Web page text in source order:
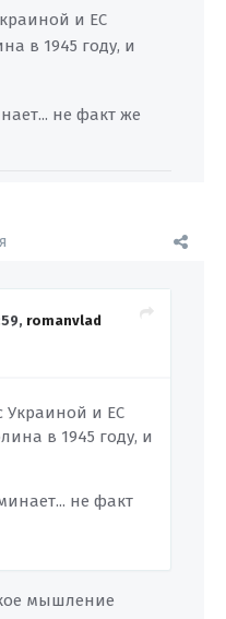
и ЕС
в 1945 году, и
не факт же
romanvlad
Украиной и ЕС
в 1945 году, и
не факт
мышление